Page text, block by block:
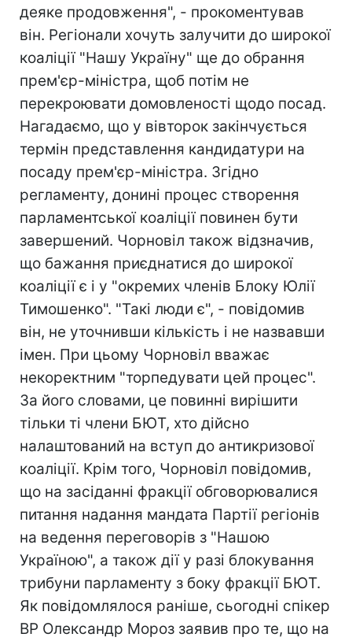
деяке продовження", - прокоментував
він. Регіонали хочуть залучити до широкої
коаліції "Нашу Україну" ще до обрання
прем'єр-міністра, щоб потім не
перекроювати домовленості щодо посад.
Нагадаємо, що у вівторок закінчується
термін представлення кандидатури на
посаду прем'єр-міністра. Згідно
регламенту, донині процес створення
парламентської коаліції повинен бути
завершений. Чорновіл також відзначив,
що бажання приєднатися до широкої
коаліції є і у "окремих членів Блоку Юлії
Тимошенко". "Такі люди є", - повідомив
він, не уточнивши кількість і не назвавши
імен. При цьому Чорновіл вважає
некоректним "торпедувати цей процес".
За його словами, це повинні вирішити
тільки ті члени БЮТ, хто дійсно
налаштований на вступ до антикризової
коаліції. Крім того, Чорновіл повідомив,
що на засіданні фракції обговорювалися
питання надання мандата Партії регіонів
на ведення переговорів з "Нашою
Україною", а також дії у разі блокування
трибуни парламенту з боку фракції БЮТ.
Як повідомлялося раніше, сьогодні спікер
ВР Олександр Мороз заявив про те, що на